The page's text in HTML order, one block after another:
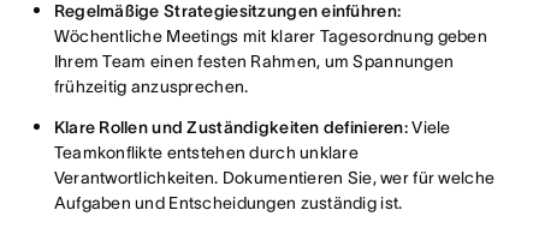
Regelmäßige Strategiesitzungen einführen:
Wöchentliche Meetings mit klarer Tagesordnung geben
Ihrem Team einen festen Rahmen, um Spannungen
frühzeitig anzusprechen.
Klare Rollen und Zuständigkeiten definieren:Viele
Teamkonflikte entstehen durch unklare
Verantwortlichkeiten. Dokumentieren Sie, wer für welche
Aufgaben und Entscheidungen zuständig ist.